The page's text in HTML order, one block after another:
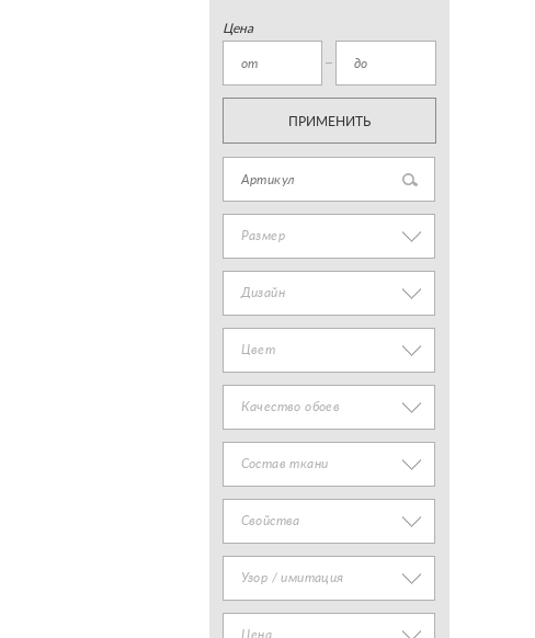
Цена
ПРИМЕНИТЬ
Размер
Дизайн
Цвет
Качество обоев
Состав ткани
Свойства
Узор / имитация
Цена